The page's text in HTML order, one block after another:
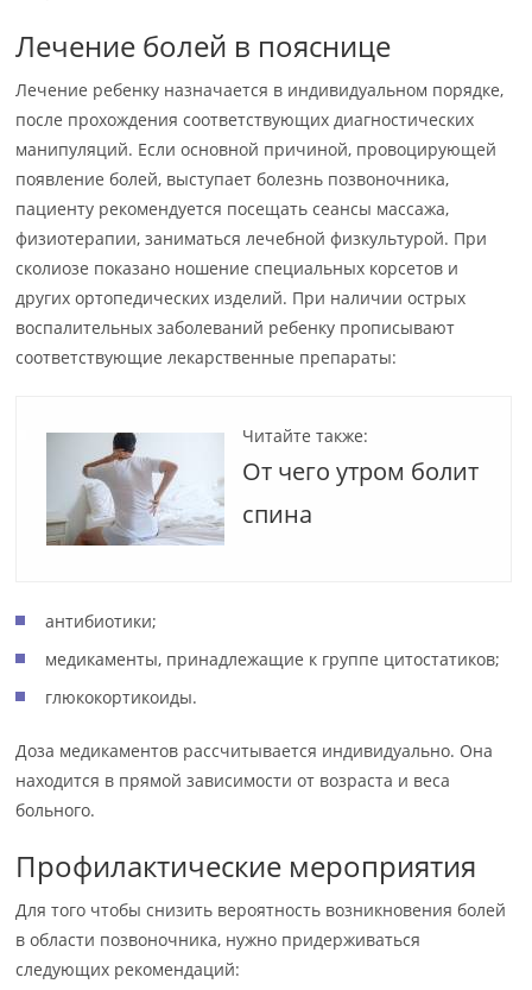
Лечение болей в пояснице
Лечение ребенку назначается в индивидуальном порядке,
после прохождения соответствующих диагностических
манипуляций. Если основной причиной, провоцирующей
появление болей, выступает болезнь позвоночника,
пациенту рекомендуется посещать сеансы массажа,
физиотерапии, заниматься лечебной физкультурой. При
сколиозе показано ношение специальных корсетов и
других ортопедических изделий. При наличии острых
воспалительных заболеваний ребенку прописывают
соответствующие лекарственные препараты:
Читайте также:
От чего утром болит
спина
антибиотики;
медикаменты, принадлежащие к группе цитостатиков;
глюкокортикоиды.
Доза медикаментов рассчитывается индивидуально. Она
находится в прямой зависимости от возраста и веса
больного.
Профилактические мероприятия
Для того чтобы снизить вероятность возникновения болей
в области позвоночника, нужно придерживаться
следующих рекомендаций: